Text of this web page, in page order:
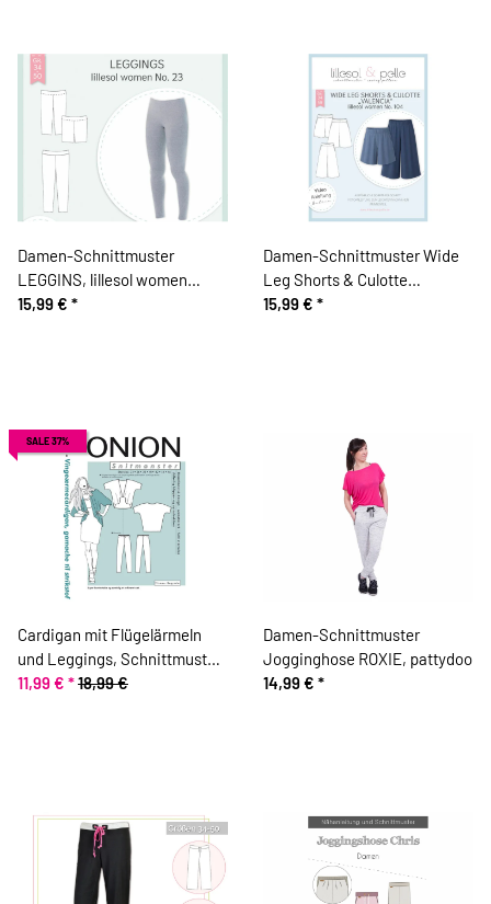
Damen-Schnittmuster
LEGGINS, lillesol women
No.23
15,99 € *
Damen-Schnittmuster Wide
Leg Shorts & Culotte
VALENCIA, lillesol women
15,99 € *
SALE 37%
Cardigan mit Flügelärmeln
und Leggings, Schnittmuster
ONION 6022
11,99 € *18,99 €
Damen-Schnittmuster
Jogginghose ROXIE, pattydoo
14,99 € *